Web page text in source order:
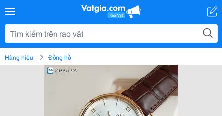
Hàng hiệu Đồng hồ